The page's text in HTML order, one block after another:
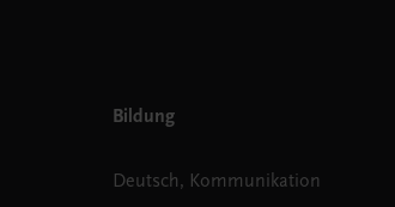
Bildung
Deutsch, Kommunikation